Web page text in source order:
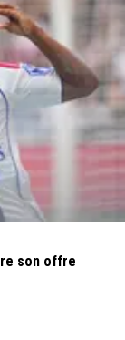
son offre